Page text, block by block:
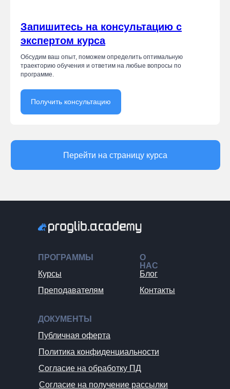
Запишитесь на консультацию с
экспертом курса
Обсудим ваш опыт, поможем определить оптимальную
траекторию обучения и ответим на любые вопросы по
программе.
Получить консультацию
Политика конфиденциальности
Публичная оферта
Согласие на обработку ПД
Согласие на получение рассылки
ДОКУМЕНТЫ
Блог
О
НАС
Контакты
Курсы
ПРОГРАММЫ
Преподавателям